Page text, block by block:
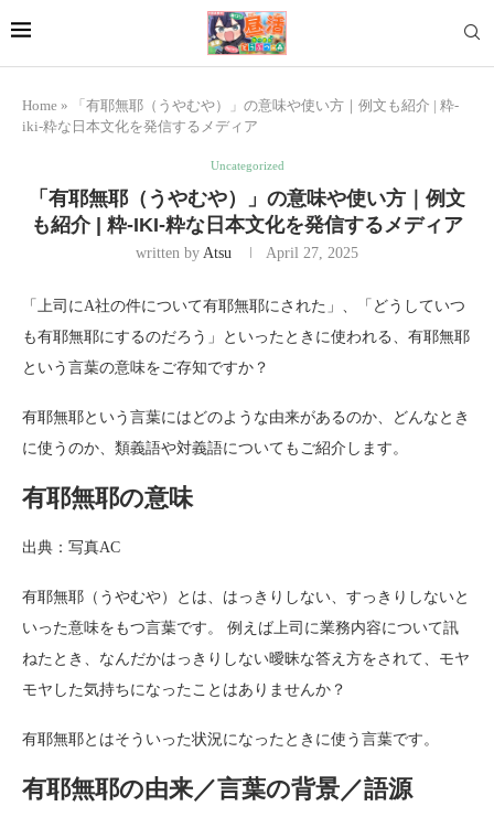
Home »
「有耶無耶（うやむや）」の意味や使い方｜例文も紹介 | 粋-
iki-粋な日本文化を発信するメディア
Uncategorized
「有耶無耶（うやむや）」の意味や使い方｜例文
も紹介 | 粋-IKI-粋な日本文化を発信するメディア
written by Atsu April 27, 2025
「上司にA社の件について有耶無耶にされた」、「どうしていつ
も有耶無耶にするのだろう」といったときに使われる、有耶無耶
という言葉の意味をご存知ですか？
有耶無耶という言葉にはどのような由来があるのか、どんなとき
に使うのか、類義語や対義語についてもご紹介します。
有耶無耶の意味
出典：写真AC
有耶無耶（うやむや）とは、はっきりしない、すっきりしないと
いった意味をもつ言葉です。 例えば上司に業務内容について訊
ねたとき、なんだかはっきりしない曖昧な答え方をされて、モヤ
モヤした気持ちになったことはありませんか？
有耶無耶とはそういった状況になったときに使う言葉です。
有耶無耶の由来／言葉の背景／語源